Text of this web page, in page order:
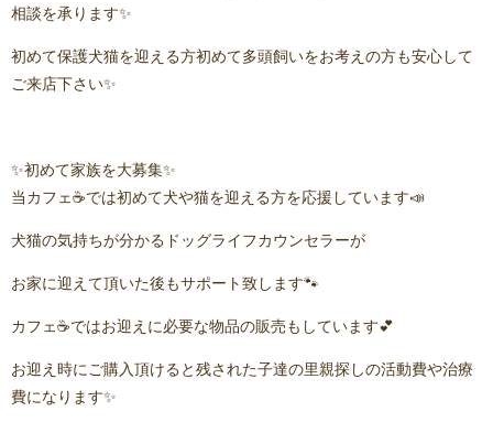
相談を承ります✨
初めて保護犬猫を迎える方初めて多頭飼いをお考えの方も安心して
ご来店下さい✨
✨初めて家族を大募集✨
当カフェ☕️では初めて犬や猫を迎える方を応援しています📣
犬猫の気持ちが分かるドッグライフカウンセラーが
お家に迎えて頂いた後もサポート致します🐾
カフェ☕️ではお迎えに必要な物品の販売もしています💕
お迎え時にご購入頂けると残された子達の里親探しの活動費や治療
費になります✨